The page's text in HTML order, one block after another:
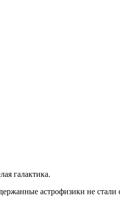
галактика.
астрофизики не